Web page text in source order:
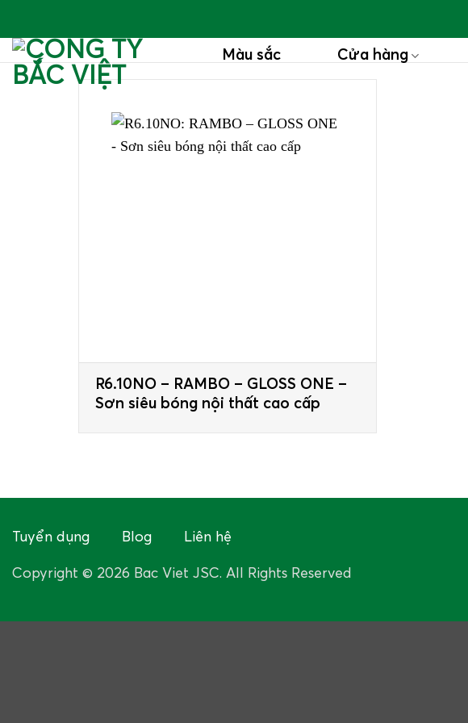
nội
dung
Màu sắc Cửa hàng
R6.10NO – RAMBO – GLOSS ONE –
Sơn siêu bóng nội thất cao cấp
Tuyển dụng Blog Liên hệ
Copyright © 2026 Bac Viet JSC. All Rights Reserved